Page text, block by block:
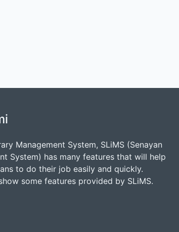
Management System, SLiMS (Senayan
System) has many features that will help
to do their job easily and quickly.
some features provided by SLiMS.